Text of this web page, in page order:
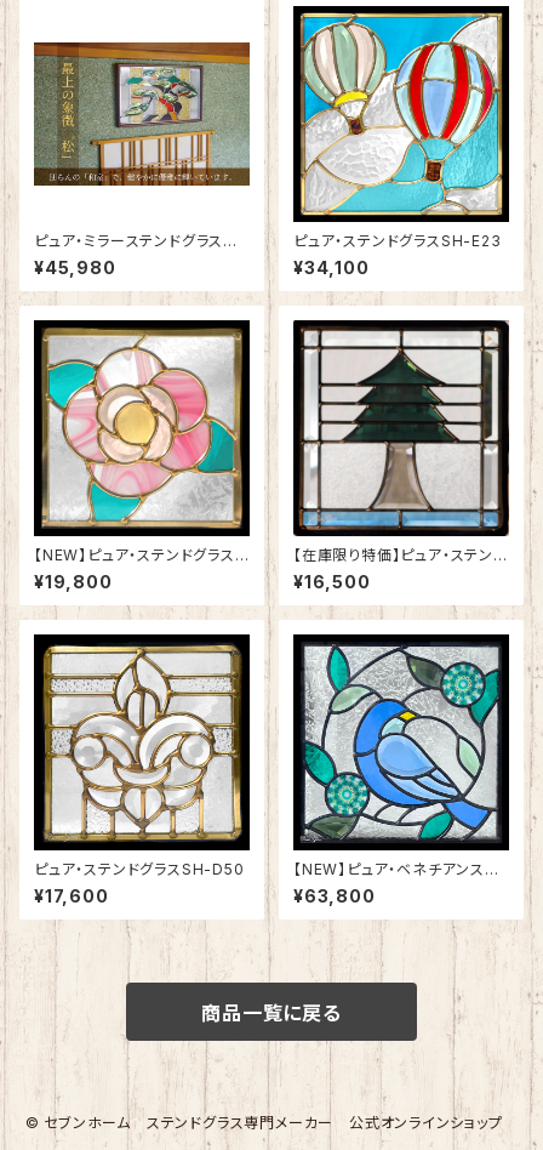
ピュア・ミラーステンドグラス
最上の「松」SH-PR02
¥45,980
ピュア・ステンドグラスSH-E23
¥34,100
【NEW】ピュア・ステンドグラスS
H-D53
¥19,800
【在庫限り特価】ピュア・ステンド
グラスSH-E-GL43
¥16,500
ピュア・ステンドグラスSH-D50
¥17,600
【NEW】ピュア・ベネチアンステ
ンドグラスSH-VE11
¥63,800
商品一覧に戻る
© セブンホーム ステンドグラス専門メーカー 公式オンラインショップ